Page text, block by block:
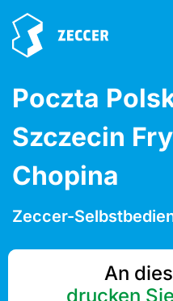
Poczta
Szczecin
Chopina
Zeccer-
An
drucken Sie